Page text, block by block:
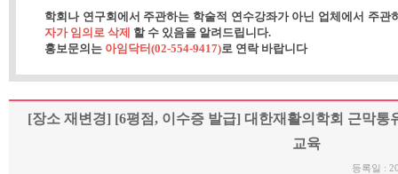
학회나 연구회에서 주관하는 학술적 연수강좌가 아닌 업체에서 주
자가 임의로 삭제 할 수 있음을 알려드립니다.
홍보문의는 아임닥터(02-554-9417)로 연락 바랍니다
[장소 재변경] [6평점, 이수증 발급] 대한재활의학회 근막통
교육
등록일 :